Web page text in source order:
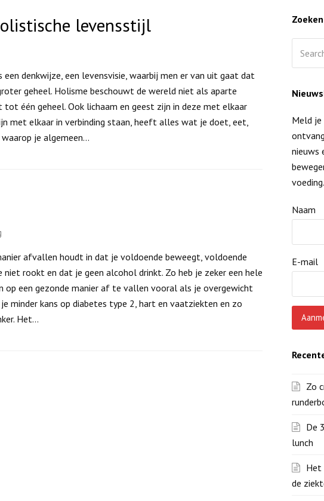
levensstijl
denkwijze, een levensvisie, waarbij men er van uit gaat dat
geheel. Holisme beschouwt de wereld niet als aparte
tot één geheel. Ook lichaam en geest zijn in deze met elkaar
met elkaar in verbinding staan, heeft alles wat je doet, eet,
je algemeen…
afvallen houdt in dat je voldoende beweegt, voldoende
rookt en dat je geen alcohol drinkt. Zo heb je zeker een hele
op een gezonde manier af te vallen vooral als je overgewicht
minder kans op diabetes type 2, hart en vaatziekten en zo
Het…
Zoeken
Meld je
nieuws
voeding.
Naam
E-mail
Zo
De
lunch
Het
de